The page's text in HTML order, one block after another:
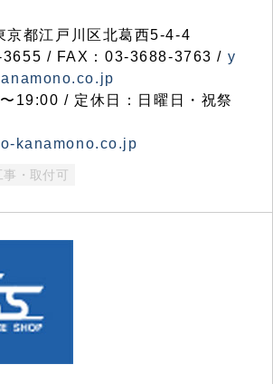
都江戸川区北葛西5-4-4
/ FAX：03-3688-3763 / y
19:00 / 定休日：日曜日・祝祭
kanamono.co.jp
事・取付可